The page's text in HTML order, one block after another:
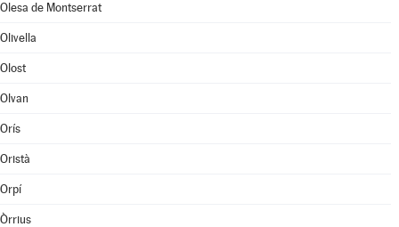
Olesa de Montserrat
Olivella
Olost
Olvan
Orís
Oristà
Orpí
Òrrius